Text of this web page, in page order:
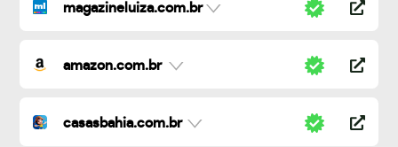
magazineluiza.com.br
amazon.com.br
casasbahia.com.br